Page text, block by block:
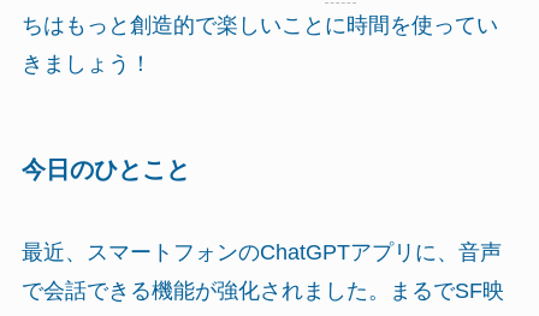
ちはもっと創造的で楽しいことに時間を使ってい
きましょう！
今日のひとこと
最近、スマートフォンのChatGPTアプリに、音声
で会話できる機能が強化されました。まるでSF映